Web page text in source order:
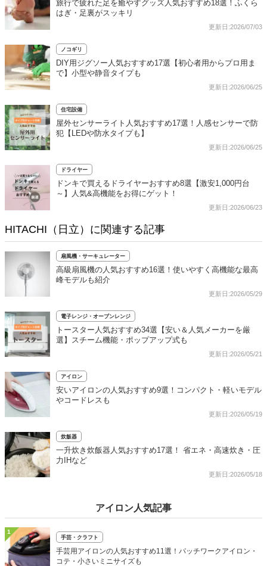
旅行で疲れた足を癒やすグッズ人気おすすめ18選！ふくら
はぎ・足裏がスッキリ
更新日:2026/07/03
ノコギリ
DIY用ジグソー人気おすすめ17選【初心者用からプロ用ま
で】小型や静音タイプも
更新日:2026/06/25
住宅設備
屋外センサーライト人気おすすめ17選！人感センサーで防
犯【LEDや防水タイプも】
更新日:2026/06/25
ドライヤー
ドンキで買えるドライヤーおすすめ8選【激安1,000円台
～】人気&高機能をお得にゲット！
更新日:2026/06/23
HITACHI（日立）に関連する記事
扇風機・サーキュレーター
高級扇風機の人気おすすめ16選！使いやすく高機能な最高
峰モデルも紹介
更新日:2026/05/29
電子レンジ・オーブンレンジ
トースター人気おすすめ34選【安い＆人気メーカーを厳
選】スチーム機能・ポップアップ式も
更新日:2026/05/21
アイロン
安いアイロンの人気おすすめ9選！コンパクト・軽いモデル
やコードレスも
更新日:2026/05/19
炊飯器
一升炊き炊飯器人気おすすめ17選！ 省エネ・高速炊き・圧
力IHなど
更新日:2026/05/18
アイロン人気記事
1
手芸・クラフト
手芸用アイロンの人気おすすめ11選！パッチワークアイロン・
コテ・小さいミニサイズも